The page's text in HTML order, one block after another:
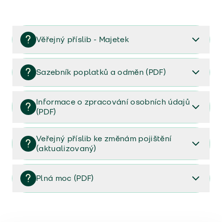
Věřejný příslib - Majetek
Věřejný příslib majetek 2023
Sazebník poplatků a odměn (PDF)
Sazebník poplatků a odměn (PDF)
Informace o zpracování osobních údajů
(PDF)
Informace o zpracování osobních údajů (PDF)
Veřejný příslib ke změnám pojištění
(aktualizovaný)
Veřejný příslib ke změnám pojištění (aktualizovaný)
Plná moc (PDF)